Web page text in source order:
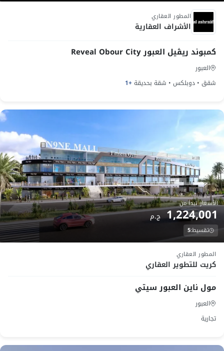
Launch
المطور العقاري
الأشراف العقارية
كمبوند ريڤيل العبور Reveal Obour City
العبور
شقق • دوبلكس • شقة بحديقة+1
تحت الانشاء
الأسعار تبدأ من
1,224,001 ج.م
تقسيط:5
المطور العقاري
كريت للتطوير العقاري
مول ناين العبور سيتي
العبور
تجارية